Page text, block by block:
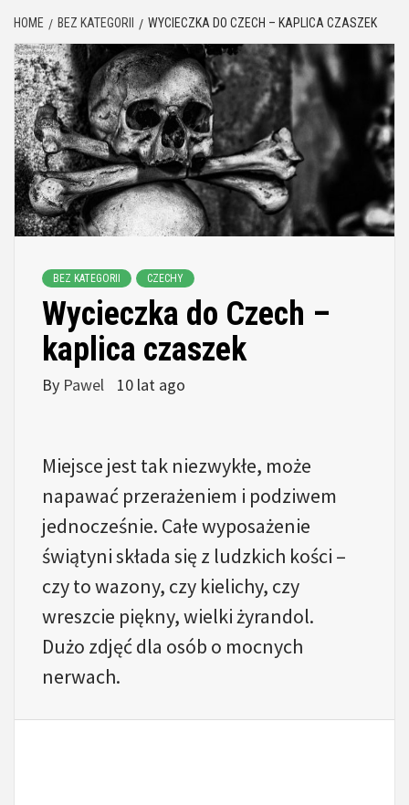
HOME BEZ KATEGORII WYCIECZKA DO CZECH – KAPLICA CZASZEK
BEZ KATEGORII CZECHY
Wycieczka do Czech –
kaplica czaszek
By Pawel 10 lat ago
Miejsce jest tak niezwykłe, może
napawać przerażeniem i podziwem
jednocześnie. Całe wyposażenie
świątyni składa się z ludzkich kości –
czy to wazony, czy kielichy, czy
wreszcie piękny, wielki żyrandol.
Dużo zdjęć dla osób o mocnych
nerwach.